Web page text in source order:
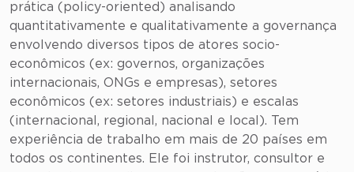
prática (policy-oriented) analisando
quantitativamente e qualitativamente a governança
envolvendo diversos tipos de atores socio-
econômicos (ex: governos, organizações
internacionais, ONGs e empresas), setores
econômicos (ex: setores industriais) e escalas
(internacional, regional, nacional e local). Tem
experiência de trabalho em mais de 20 países em
todos os continentes. Ele foi instrutor, consultor e